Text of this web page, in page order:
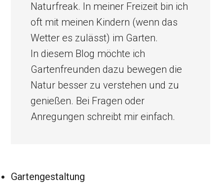
Naturfreak. In meiner Freizeit bin ich
oft mit meinen Kindern (wenn das
Wetter es zulässt) im Garten.
In diesem Blog möchte ich
Gartenfreunden dazu bewegen die
Natur besser zu verstehen und zu
genießen. Bei Fragen oder
Anregungen schreibt mir einfach.
Gartengestaltung